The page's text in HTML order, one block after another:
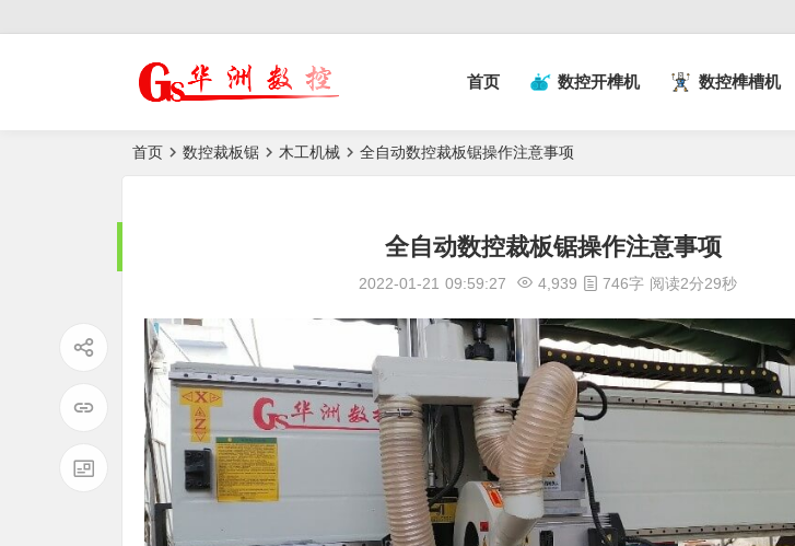
榫槽机|猫抓板生
产设备|非标 首页 数控开榫机 数控榫槽机
首页 数控裁板锯 木工机械 全自动数控裁板锯操作注意事项
全自动数控裁板锯操作注意事项
2022-01-21 09:59:27 4,939 746字 阅读2分29秒